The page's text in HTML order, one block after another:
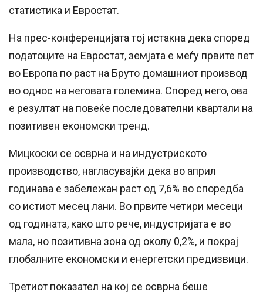
статистика и Евростат.
На прес-конференцијата тој истакна дека според
податоците на Евростат, земјата е меѓу првите пет
во Европа по раст на Бруто домашниот производ
во однос на неговата големина. Според него, ова
е резултат на повеќе последователни квартали на
позитивен економски тренд.
Мицкоски се осврна и на индустриското
производство, нагласувајќи дека во април
годинава е забележан раст од 7,6% во споредба
со истиот месец лани. Во првите четири месеци
од годината, како што рече, индустријата е во
мала, но позитивна зона од околу 0,2%, и покрај
глобалните економски и енергетски предизвици.
Третиот показател на кој се осврна беше